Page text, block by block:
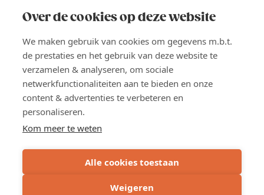
Over de cookies op deze website
We maken gebruik van cookies om gegevens m.b.t.
de prestaties en het gebruik van deze website te
verzamelen & analyseren, om sociale
netwerkfunctionaliteiten aan te bieden en onze
content & advertenties te verbeteren en
personaliseren.
Kom meer te weten
Alle cookies toestaan
Weigeren
02 229 81 11
EN
Word lid
Voka 2026
Privacyverklaring